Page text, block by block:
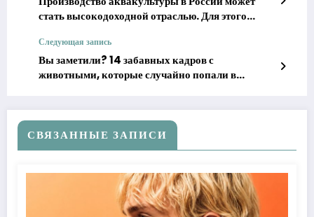
стать высокодоходной отраслью. Для этого
Следующая запись
Вы заметили? 14 забавных кадров с
животными, которые случайно попали в
СВЯЗАННЫЕ ЗАПИСИ